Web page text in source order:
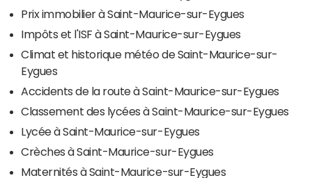
Prix immobilier à Saint-Maurice-sur-Eygues
Impôts et l'ISF à Saint-Maurice-sur-Eygues
Climat et historique météo de Saint-Maurice-sur-
Eygues
Accidents de la route à Saint-Maurice-sur-Eygues
Classement des lycées à Saint-Maurice-sur-Eygues
Lycée à Saint-Maurice-sur-Eygues
Crèches à Saint-Maurice-sur-Eygues
Maternités à Saint-Maurice-sur-Eygues